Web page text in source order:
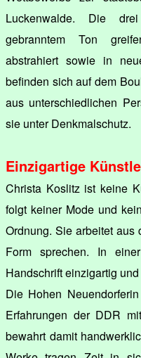
Luckenwalde. Die
gebranntem Ton
abstrahiert sowie in
befinden sich auf dem
aus unterschiedlichen
sie unter Denkmalschutz.
Einzigartige
Christa Koslitz ist keine
folgt keiner Mode und
Ordnung. Sie arbeitet aus
Form sprechen. In
Handschrift einzigartig
Die Hohen
Erfahrungen der DDR
bewahrt damit